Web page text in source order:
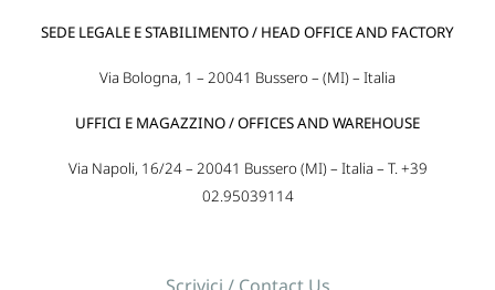
SEDE LEGALE E STABILIMENTO / HEAD OFFICE AND FACTORY
Via Bologna, 1 – 20041 Bussero – (MI) – Italia
UFFICI E MAGAZZINO / OFFICES AND WAREHOUSE
Via Napoli, 16/24 – 20041 Bussero (MI) – Italia – T. +39
02.95039114